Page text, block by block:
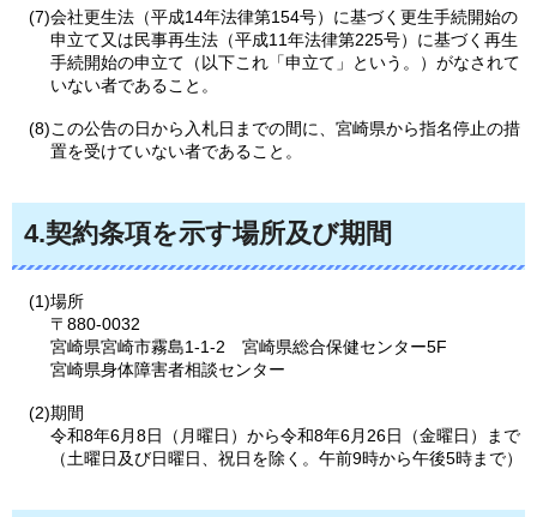
(7)会社更生法（平成14年法律第154号）に基づく更生手続開始の
申立て又は民事再生法（平成11年法律第225号）に基づく再生
手続開始の申立て（以下これ「申立て」という。）がなされて
いない者であること。
(8)この公告の日から入札日までの間に、宮崎県から指名停止の措
置を受けていない者であること。
4.契約条項を示す場所及び期間
(1)場所
〒880-0032
宮崎県宮崎市霧島1-1-2
宮崎県総合保健センター5F
宮崎県身体障害者相談センター
(2)期間
令和8年6月8日（月曜日）から令和8年6月26日（金曜日）まで
（土曜日及び日曜日、祝日を除く。午前9時から午後5時まで）